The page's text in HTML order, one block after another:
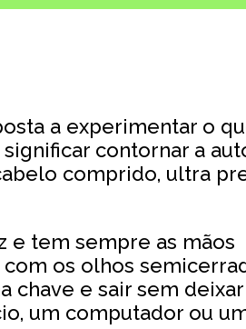
a experimentar o
contornar a
comprido, ultra
e tem sempre as mãos
os olhos
chave e sair sem
um computador ou